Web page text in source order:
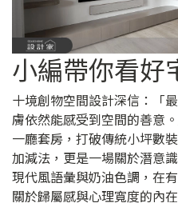
小編帶你看好
十境創物空間設計深信：「
膚依然能感受到空間的善意
一廳套房，打破傳統小坪數
加減法，更是一場關於潛意
現代風語彙與奶油色調，在
關於歸屬感與心理寬度的內